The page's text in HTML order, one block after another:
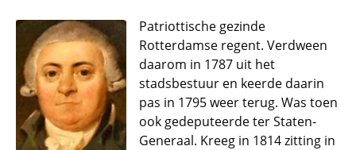
Patriottische gezinde
Rotterdamse regent. Verdween
daarom in 1787 uit het
stadsbestuur en keerde daarin
pas in 1795 weer terug. Was toen
ook gedeputeerde ter Staten-
Generaal. Kreeg in 1814 zitting in